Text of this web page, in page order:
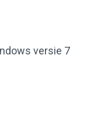
versie 7